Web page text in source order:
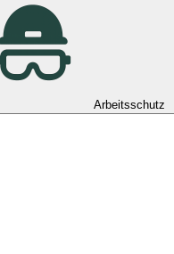
Arbeitsschutz